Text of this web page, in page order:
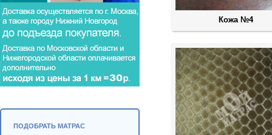
Кожа №4
ПОДОБРАТЬ МАТРАС